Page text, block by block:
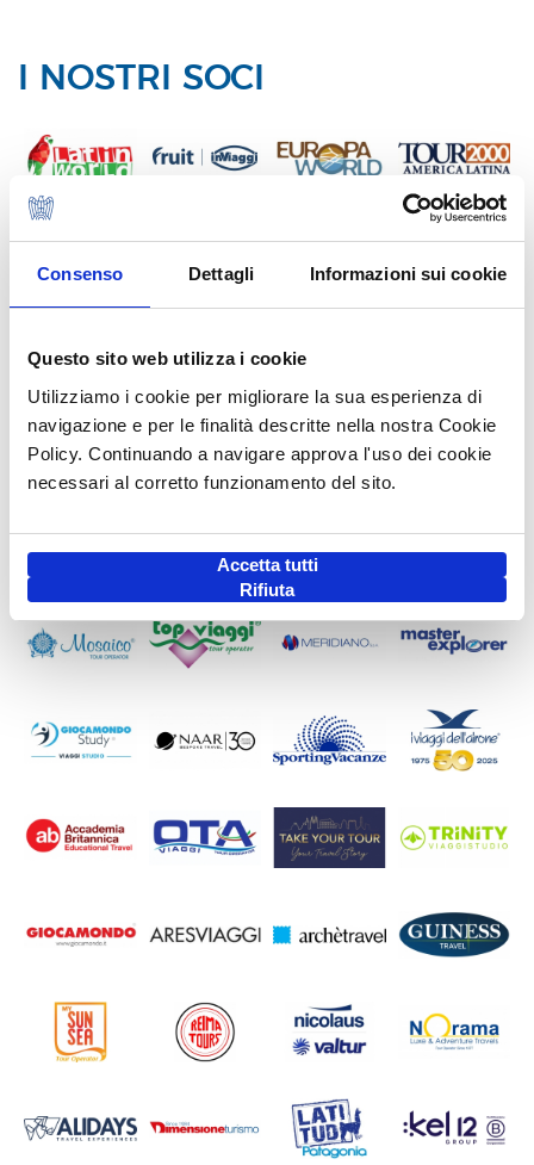
Consenso Dettagli Informazioni sui cookie
Questo sito web utilizza i cookie
Utilizziamo i cookie per migliorare la sua esperienza di
navigazione e per le finalità descritte nella nostra Cookie
Policy. Continuando a navigare approva l'uso dei cookie
necessari al corretto funzionamento del sito.
Accetta tutti
Rifiuta
I NOSTRI SOCI